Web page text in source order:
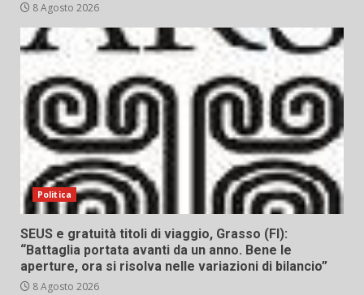
8 Agosto 2026
Politica
SEUS e gratuità titoli di viaggio, Grasso (FI):
“Battaglia portata avanti da un anno. Bene le
aperture, ora si risolva nelle variazioni di bilancio”
8 Agosto 2026